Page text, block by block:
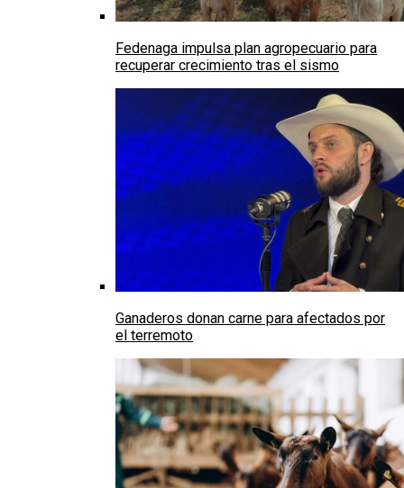
Fedenaga impulsa plan agropecuario para
recuperar crecimiento tras el sismo
Ganaderos donan carne para afectados por
el terremoto